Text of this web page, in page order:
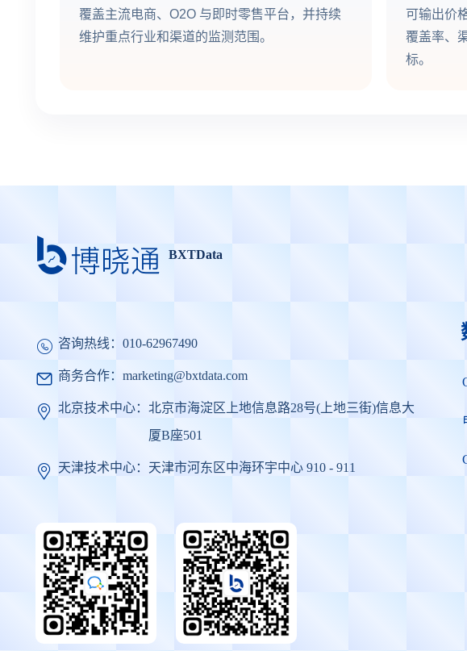
覆盖主流电商、O2O 与即时零售平台，并持续
维护重点行业和渠道的监测范围。
可输出价
覆盖率、
标。
BXTData
咨询热线： 010-62967490
商务合作： marketing@bxtdata.com
北京技术中心： 北京市海淀区上地信息路28号(上地三街)信息大
厦B座501
天津技术中心： 天津市河东区中海环宇中心 910 - 911